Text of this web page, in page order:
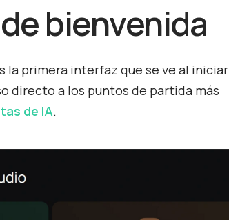
bienvenida
la primera interfaz que se ve al iniciar
directo a los puntos de partida más
de IA.